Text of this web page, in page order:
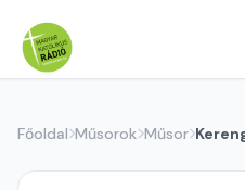
Főoldal Műsorok Műsor